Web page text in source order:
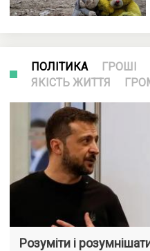
ПОЛІТИКА ГРОШІ
ЯКІСТЬ ЖИТТЯ
Розуміти і